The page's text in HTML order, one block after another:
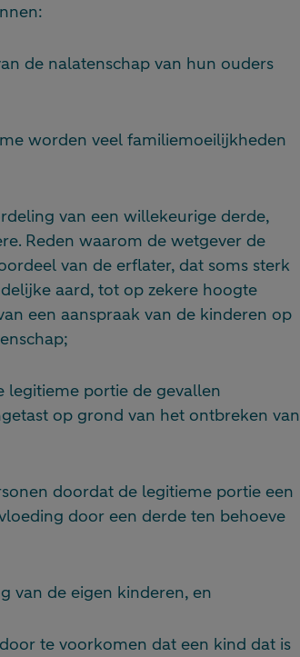
de nalatenschap van hun ouders
worden veel familiemoeilijkheden
van een willekeurige derde,
Reden waarom de wetgever de
van de erflater, dat soms sterk
aard, tot op zekere hoogte
een aanspraak van de kinderen op
legitieme portie de gevallen
op grond van het ontbreken van
doordat de legitieme portie een
door een derde ten behoeve
van de eigen kinderen, en
te voorkomen dat een kind dat is